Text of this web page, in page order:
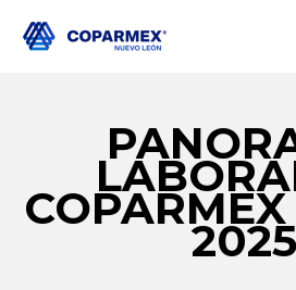
2025